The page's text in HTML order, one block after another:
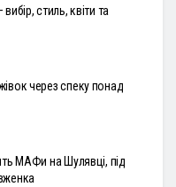
стиль, квіти та
через спеку понад
МАФи на Шулявці, під